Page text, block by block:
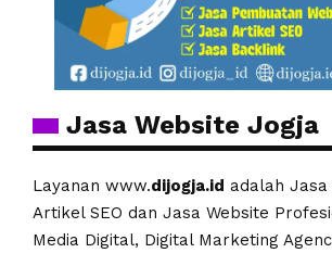
Jasa Website Jogja
Layanan www.dijogja.id adalah Jasa
Artikel SEO dan Jasa Website
Media Digital, Digital Marketing